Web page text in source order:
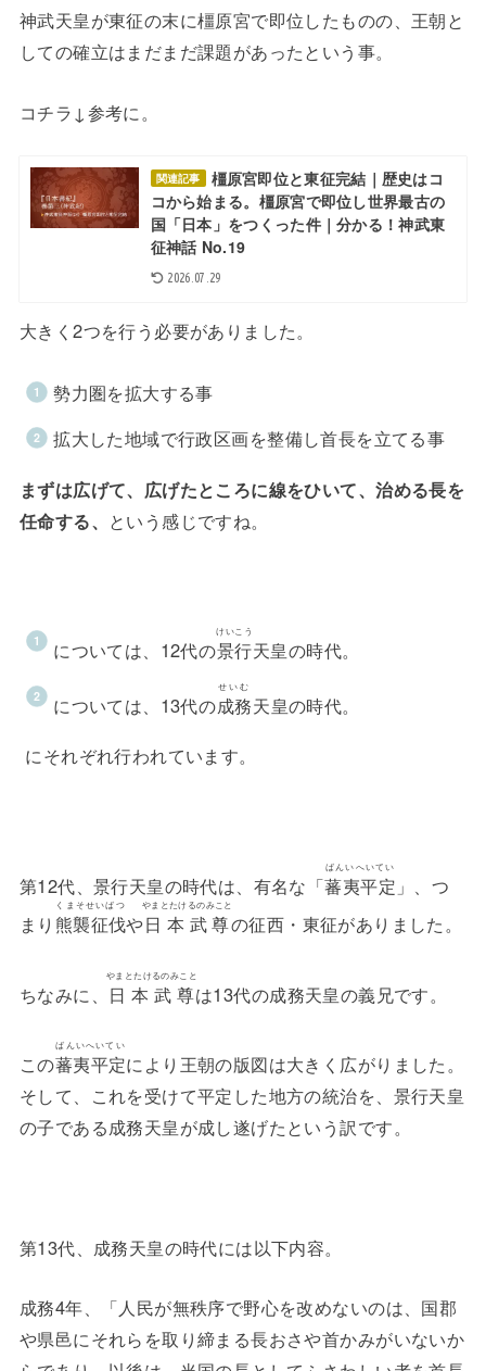
神武天皇が東征の末に橿原宮で即位したものの、王朝と
しての確立はまだまだ課題があったという事。
コチラ↓参考に。
関連記事
橿原宮即位と東征完結｜歴史はコ
コから始まる。橿原宮で即位し世界最古の
国「日本」をつくった件｜分かる！神武東
征神話 No.19
2026.07.29
大きく2つを行う必要がありました。
勢力圏を拡大する事
拡大した地域で行政区画を整備し首長を立てる事
まずは広げて、広げたところに線をひいて、治める長を
任命する、 という感じですね。
については、12代の景行
けいこう
天皇の時代。
については、13代の成務
せいむ
天皇の時代。
にそれぞれ行われています。
第12代、景行天皇の時代は、有名な「蕃夷平定
ばんいへいてい
」、つ
まり 熊襲征伐
くまそせいばつ
や日本武尊
やまとたけるのみこと
の征西・東征がありました。
ちなみに、 日本武尊
やまとたけるのみこと
は13代の成務天皇の義兄です。
この蕃夷平定
ばんいへいてい
により王朝の版図は大きく広がりました。
そして、これを受けて平定した地方の統治を、景行天皇
の子である成務天皇が成し遂げたという訳です。
第13代、成務天皇の時代には以下内容。
成務4年、「人民が無秩序で野心を改めないのは、国郡
や県邑にそれらを取り締まる長おさや首かみがいないか